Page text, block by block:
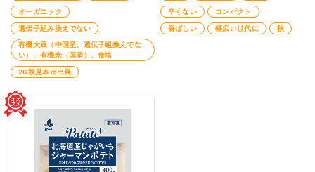
オーガニック
遺伝子組み換えでない
有機大豆（中国産、遺伝子組換えでな
い）、有機米（国産）、食塩
26秋見本市出展
辛くない
コンパクト
香ばしい
幅広い世代に 秋